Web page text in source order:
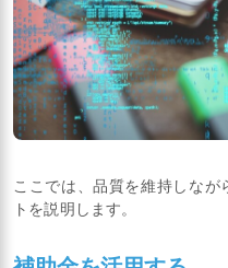
ここでは、品質を維持しな
トを説明します。